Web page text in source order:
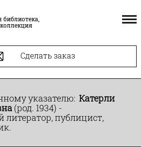
Сделать заказ
указателю: Катерли
(род. 1934) -
литератор, публицист,